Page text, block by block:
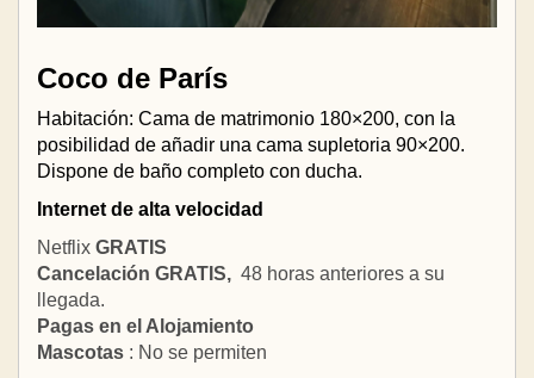
Coco de París
Habitación: Cama de matrimonio 180×200, con la
posibilidad de añadir una cama supletoria 90×200.
Dispone de baño completo con ducha.
Internet de alta velocidad
Netflix GRATIS
Cancelación GRATIS, 48 horas anteriores a su
llegada.
Pagas en el Alojamiento
Mascotas : No se permiten